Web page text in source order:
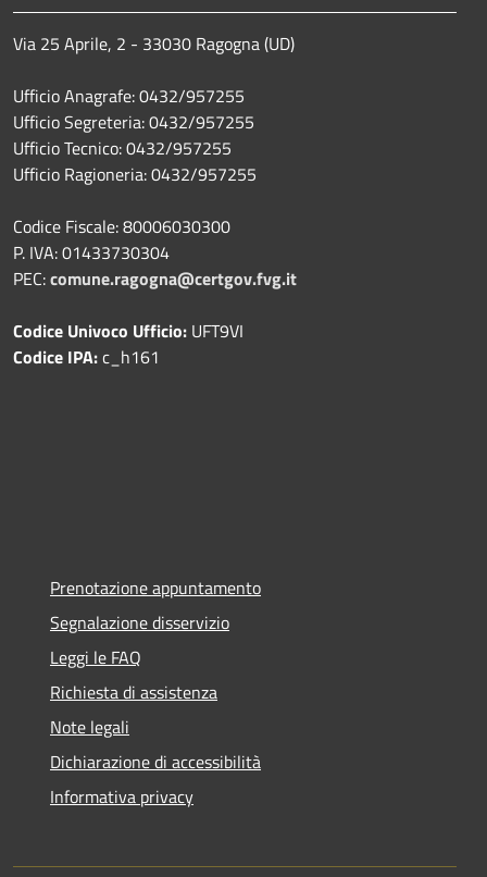
Via 25 Aprile, 2 - 33030 Ragogna (UD)
Ufficio Anagrafe: 0432/957255
Ufficio Segreteria: 0432/957255
Ufficio Tecnico: 0432/957255
Ufficio Ragioneria: 0432/957255
Codice Fiscale: 80006030300
P. IVA: 01433730304
PEC:comune.ragogna@certgov.fvg.it
Codice Univoco Ufficio: UFT9VI
Codice IPA:c_h161
Prenotazione appuntamento
Segnalazione disservizio
Leggi le FAQ
Richiesta di assistenza
Note legali
Dichiarazione di accessibilità
Informativa privacy